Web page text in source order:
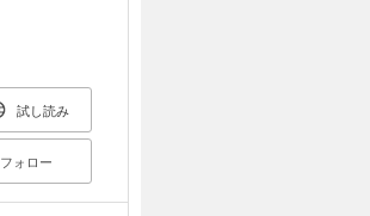
試し読み
フォロー